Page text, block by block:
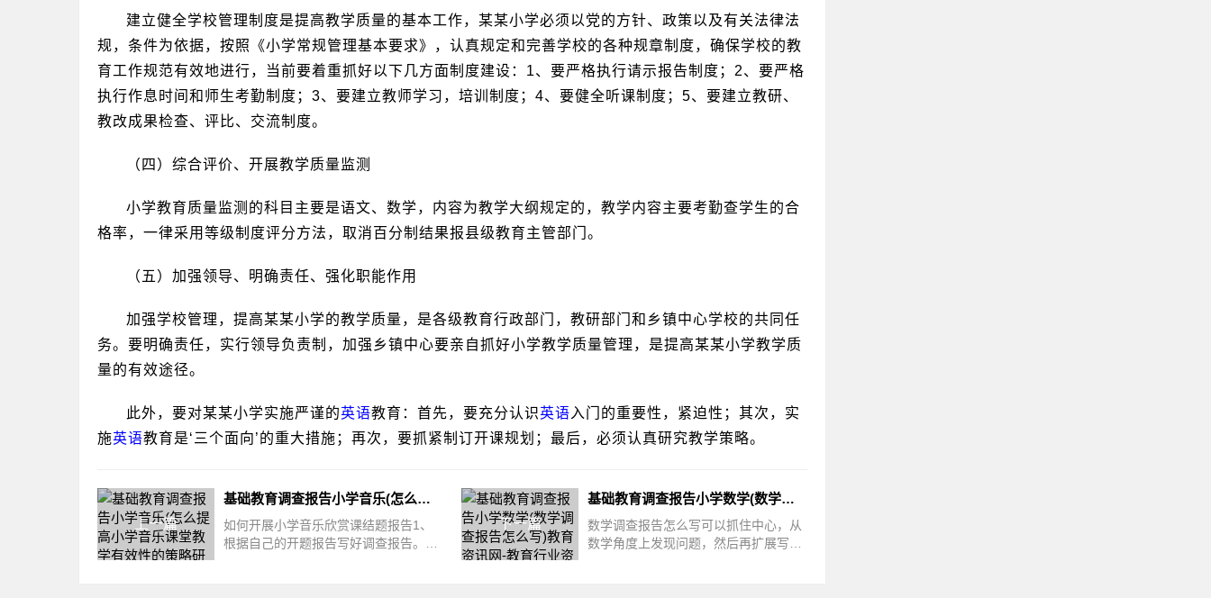
建立健全学校管理制度是提高教学质量的基本工作，某某小学必须以党的方针、政策以及有关法律法
规，条件为依据，按照《小学常规管理基本要求》，认真规定和完善学校的各种规章制度，确保学校的教
育工作规范有效地进行，当前要着重抓好以下几方面制度建设：1、要严格执行请示报告制度；2、要严格
执行作息时间和师生考勤制度；3、要建立教师学习，培训制度；4、要健全听课制度；5、要建立教研、
教改成果检查、评比、交流制度。
（四）综合评价、开展教学质量监测
小学教育质量监测的科目主要是语文、数学，内容为教学大纲规定的，教学内容主要考勤查学生的合
格率，一律采用等级制度评分方法，取消百分制结果报县级教育主管部门。
（五）加强领导、明确责任、强化职能作用
加强学校管理，提高某某小学的教学质量，是各级教育行政部门，教研部门和乡镇中心学校的共同任
务。要明确责任，实行领导负责制，加强乡镇中心要亲自抓好小学教学质量管理，是提高某某小学教学质
量的有效途径。
此外，要对某某小学实施严谨的英语教育：首先，要充分认识英语 入门的重要性，紧迫性；其次，实
施英语教育是‘三个面向’的重大措施；再次，要抓紧制订开课规划；最后，必须认真研究教学策略。
上一篇
基础教育调查报告小学音乐(怎么提高小学音乐课堂教学有效性的策略研究)教育资讯网-教育行业资讯百科大全
如何开展小学音乐欣赏课结题报告1、
根据自己的开题报告写好调查报告。大
下一篇
基础教育调查报告小学数学(数学调查报告怎么写)教育资讯网-教育行业资讯百科大全
数学调查报告怎么写可以抓住中心，从
数学角度上发现问题，然后再扩展写。